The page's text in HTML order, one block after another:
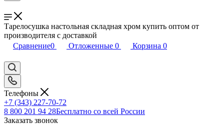
Тарелосушка настольная складная хром купить оптом от
производителя с доставкой
Сравнение0 Отложенные 0 Корзина 0
Телефоны
+7 (343) 227-70-72
8 800 201 94 28Бесплатно со всей России
Заказать звонок